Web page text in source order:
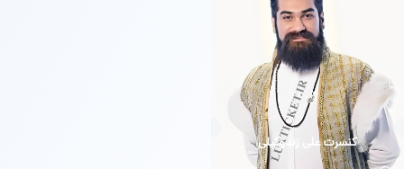
بلیط
کنسرت علی زندوکیلی